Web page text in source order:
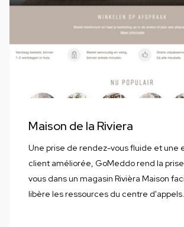
Maison de la Riviera
Une prise de rendez-vous fluide et une
client améliorée, GoMeddo rend la
vous dans un magasin Rivièra Maison
libère les ressources du centre d'appels.